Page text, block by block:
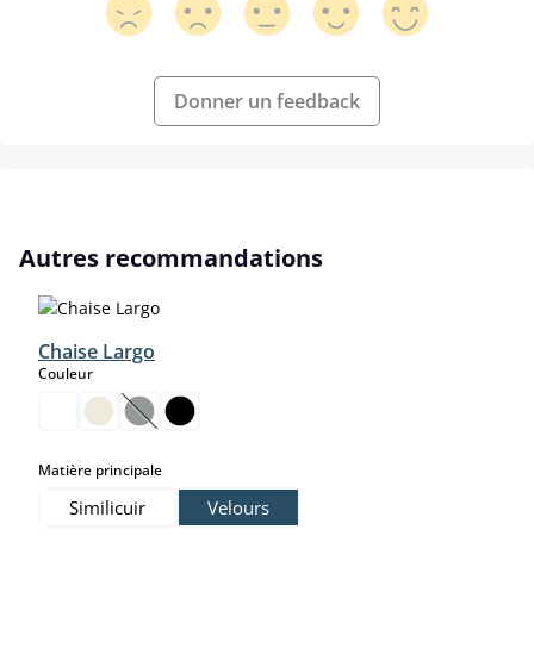
Donner un feedback
Ignorer la galerie de produits
Autres recommandations
Chaise Largo
Couleurselect
(Cette option n'est pas disponible pour le moment.)
Matière principaleselect
Similicuir Velours